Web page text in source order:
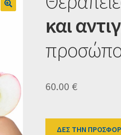
και
60.00 €
ΔΕΣ ΤΗΝ